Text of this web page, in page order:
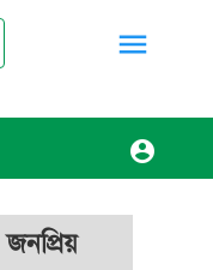
menu
account_circle
জনপ্রিয়